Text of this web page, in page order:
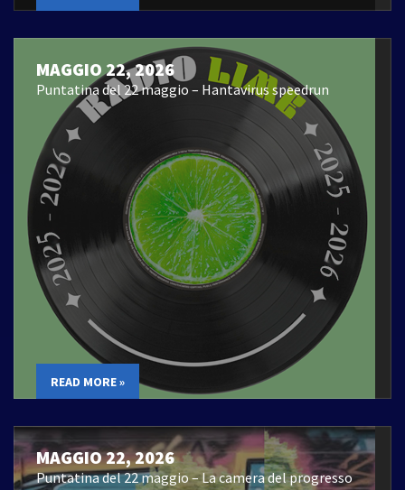
MAGGIO 22, 2026
Puntatina del 22 maggio – Hantavirus speedrun
READ MORE »
MAGGIO 22, 2026
Puntatina del 22 maggio – La camera del progresso